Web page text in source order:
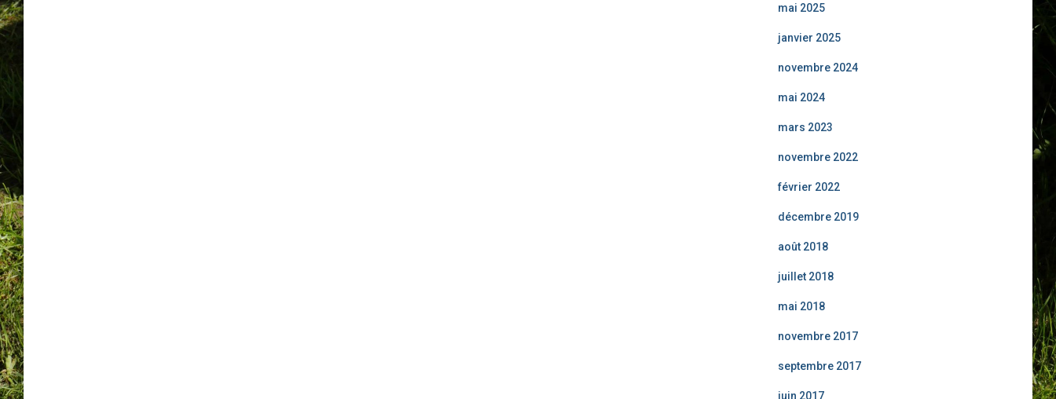
mai 2025
janvier 2025
novembre 2024
mai 2024
mars 2023
novembre 2022
février 2022
décembre 2019
août 2018
juillet 2018
mai 2018
novembre 2017
septembre 2017
juin 2017